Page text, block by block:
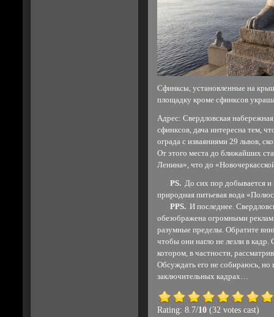
Сфинксы, установленные на
площадку кроме сфинксов
Адрес: Свердловская
сфинксов, дача интересна тем,
ограда с изваяниями 29 львов,
От этого места до ближайших
Ленина», что до
PS. До сих пор добывается и
природная питьевая вода
PPS. И последнее.
обезображена огромными
разумные пределы. Обратите
чтобы они нагло не лезли в
котором, в частности,
Обсуждать его не собираюсь, но
заключительных кадрах…
Rating: 8.7/10(32 votes cast)